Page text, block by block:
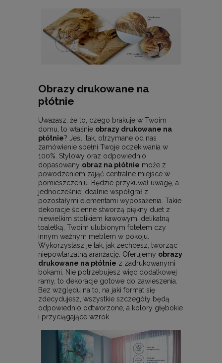
Obrazy drukowane na
płótnie
Uważasz, że to, czego brakuje w Twoim
domu, to właśnie obrazy drukowane na
płótnie? Jeśli tak, otrzymane od nas
zamówienie spełni Twoje oczekiwania w
100%. Stylowy oraz odpowiednio
dopasowany obraz na płótnie może z
powodzeniem zająć centralne miejsce w
pomieszczeniu. Będzie przykuwał uwagę, a
jednocześnie idealnie współgrał z
pozostałymi elementami wyposażenia. Takie
dekoracje ścienne stworzą piękny duet z
niewielkim stolikiem kawowym, delikatną
toaletką, Twoim ulubionym fotelem czy
innym ważnym meblem w pokoju.
Wykorzystasz je tak, jak zechcesz, tworząc
niepowtarzalną aranżację. Oferujemy obrazy
drukowane na płótnie z zadrukowanymi
bokami. Nie potrzebujesz więc dodatkowej
ramy, to dekoracje gotowe do zawieszenia.
Bez względu na to, na jaki format się
zdecydujesz, wszystkie szczegóły będą
odpowiednio odtworzone, a kolory głębokie
i przyciągające wzrok.